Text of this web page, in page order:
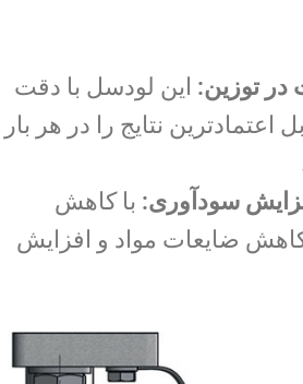
در توزین: این لودسل با دقت
اعتمادترین نتایج را در هر بار
سودآوری: با کاهش
ضایعات مواد و افزایش